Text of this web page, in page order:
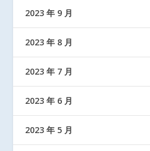
2023 年 9 月
2023 年 8 月
2023 年 7 月
2023 年 6 月
2023 年 5 月